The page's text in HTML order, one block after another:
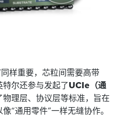
样重要，芯粒间需要高带
尔还参与发起了UCIe（通
物理层、协议层等标准，旨在
“通用零件”一样无缝协作。